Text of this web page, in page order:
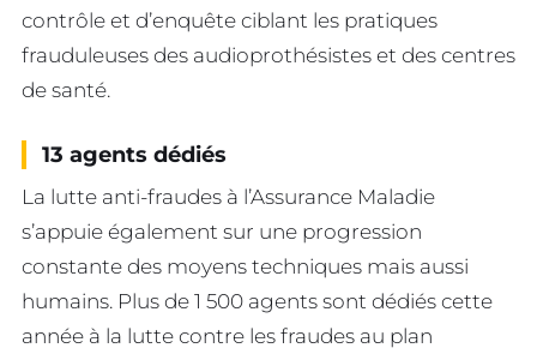
contrôle et d’enquête ciblant les pratiques
frauduleuses des audioprothésistes et des centres
de santé.
13 agents dédiés
La lutte anti-fraudes à l’Assurance Maladie
s’appuie également sur une progression
constante des moyens techniques mais aussi
humains. Plus de 1 500 agents sont dédiés cette
année à la lutte contre les fraudes au plan